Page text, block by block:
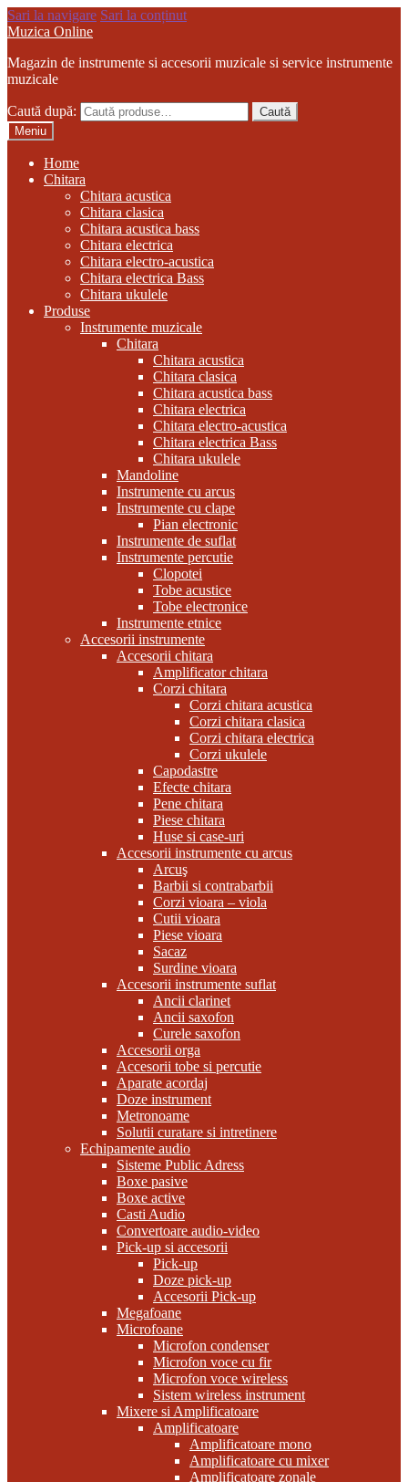
Sari la navigare Sari la conținut
Muzica Online
Magazin de instrumente si accesorii muzicale si service instrumente
muzicale
Caută după:
Caută
Meniu
Home
Chitara
Chitara acustica
Chitara clasica
Chitara acustica bass
Chitara electrica
Chitara electro-acustica
Chitara electrica Bass
Chitara ukulele
Produse
Instrumente muzicale
Chitara
Chitara acustica
Chitara clasica
Chitara acustica bass
Chitara electrica
Chitara electro-acustica
Chitara electrica Bass
Chitara ukulele
Mandoline
Instrumente cu arcus
Instrumente cu clape
Pian electronic
Instrumente de suflat
Instrumente percutie
Clopotei
Tobe acustice
Tobe electronice
Instrumente etnice
Accesorii instrumente
Accesorii chitara
Amplificator chitara
Corzi chitara
Corzi chitara acustica
Corzi chitara clasica
Corzi chitara electrica
Corzi ukulele
Capodastre
Efecte chitara
Pene chitara
Piese chitara
Huse si case-uri
Accesorii instrumente cu arcus
Arcuş
Barbii si contrabarbii
Corzi vioara – viola
Cutii vioara
Piese vioara
Sacaz
Surdine vioara
Accesorii instrumente suflat
Ancii clarinet
Ancii saxofon
Curele saxofon
Accesorii orga
Accesorii tobe si percutie
Aparate acordaj
Doze instrument
Metronoame
Solutii curatare si intretinere
Echipamente audio
Sisteme Public Adress
Boxe pasive
Boxe active
Casti Audio
Convertoare audio-video
Pick-up si accesorii
Pick-up
Doze pick-up
Accesorii Pick-up
Megafoane
Microfoane
Microfon condenser
Microfon voce cu fir
Microfon voce wireless
Sistem wireless instrument
Mixere si Amplificatoare
Amplificatoare
Amplificatoare mono
Amplificatoare cu mixer
Amplificatoare zonale